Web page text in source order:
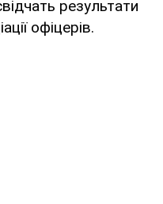
результати
офіцерів.